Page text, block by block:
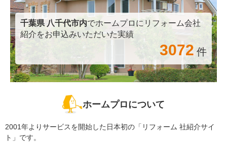
千葉県 八千代市内でホームプロにリフォーム会社
紹介をお申込みいただいた実績
3072 件
ホームプロについて
2001年よりサービスを開始した日本初の「リフォーム 社紹介サイ
ト」です。